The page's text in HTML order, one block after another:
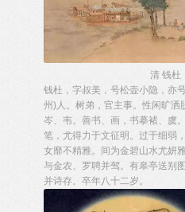
清 钱杜
钱杜，字叔美，号松壶小隐，亦
州)人。树弟，官主事。性闲旷洒
岑、韦。善书、画，书摹褚、虞
笔，尤得力于文征明。过于细弱
女靡不精雅。间为金碧山水尤妍
与金农、罗聘并驾。有皋亭送别
并诗存。卒年八十二岁。